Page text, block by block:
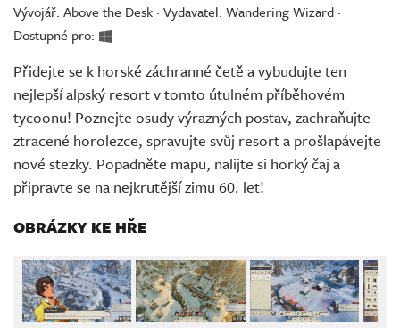
Redakce
Živě
Vývojář: Above the Desk · Vydavatel: Wandering Wizard ·
Dostupné pro:
Přidejte se k horské záchranné četě a vybudujte ten
nejlepší alpský resort v tomto útulném příběhovém
tycoonu! Poznejte osudy výrazných postav, zachraňujte
ztracené horolezce, spravujte svůj resort a prošlapávejte
nové stezky. Popadněte mapu, nalijte si horký čaj a
připravte se na nejkrutější zimu 60. let!
OBRÁZKY KE HŘE